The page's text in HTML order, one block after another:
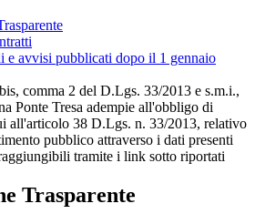
e avvisi pubblicati dopo il 1 gennaio
comma 2 del D.Lgs. 33/2013 e s.m.i.,
Ponte Tresa adempie all'obbligo di
all'articolo 38 D.Lgs. n. 33/2013, relativo
pubblico attraverso i dati presenti
tramite i link sotto riportati
Trasparente